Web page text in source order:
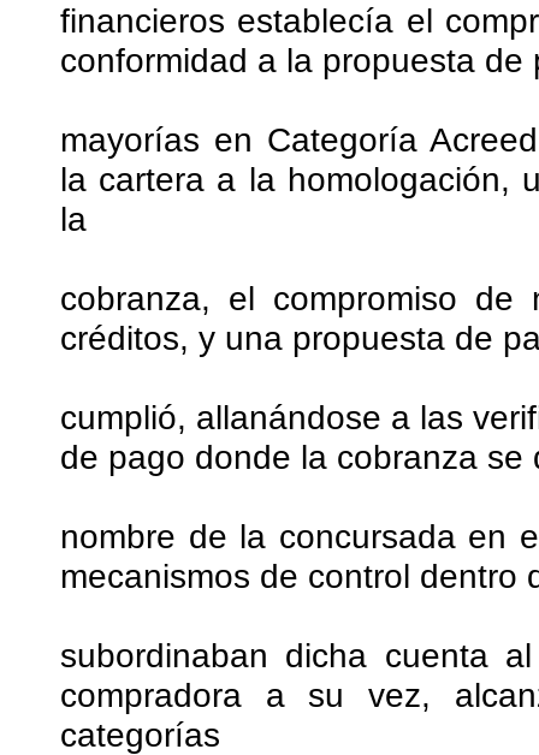
financieros establecía el
conformidad a la propuesta
mayorías en Categoría
la cartera a la homologación,
la
cobranza, el compromiso
créditos, y una propuesta de
cumplió, allanándose a las
de pago donde la cobranza
nombre de la concursada en
mecanismos de control dentro
subordinaban dicha cuenta
compradora a su vez,
categorías